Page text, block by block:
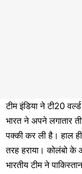
टीम इंडिया ने टी20
भारत ने अपने लगातार
पक्की कर ली है। हाल
तरह हराया। कोलंबो के
भारतीय टीम ने